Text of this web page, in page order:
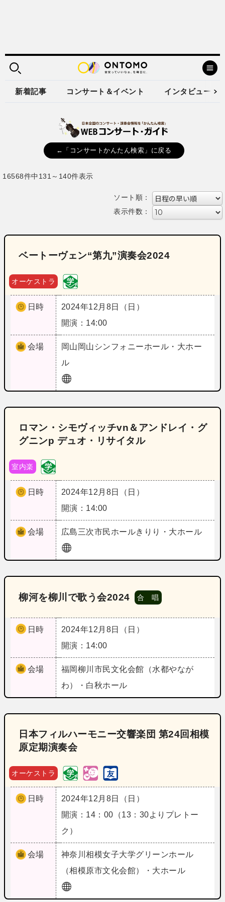
新着記事 コンサート＆イベント インタビュー
←「コンサートかんたん検索」に戻る
16568件中131～140件表示
ソート順：
表示件数：
ベートーヴェン“第九”演奏会2024
オーケストラ
日時
2024年12月8日（日）
開演：14:00
会場 岡山 岡山シンフォニーホール・大ホー
ル
ロマン・シモヴィッチvn＆アンドレイ・グ
グニンp デュオ・リサイタル
室内楽
日時
2024年12月8日（日）
開演：14:00
会場 広島三次市民ホールきりり・大ホール
柳河を柳川で歌う会2024 合 唱
日時
2024年12月8日（日）
開演：14:00
会場 福岡柳川市民文化会館（水都やなが
わ）・白秋ホール
日本フィルハーモニー交響楽団 第24回相模
原定期演奏会
オーケストラ
日時
2024年12月8日（日）
開演：14：00（13：30よりプレトー
ク）
会場 神奈川相模女子大学グリーンホール
（相模原市文化会館）・大ホール